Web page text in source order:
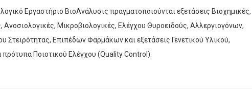
Εργαστήριο ΒιοAνάλυσις πραγματοποιούνται εξετάσεις Βιοχημικές,
Ανοσιολογικές, Μικροβιολογικές, Ελέγχου Θυροειδούς, Αλλεργιογόνων,
Στειρότητας, Επιπέδων Φαρμάκων και εξετάσεις Γενετικού Υλικού,
Ποιοτικού Ελέγχου (Quality Control).